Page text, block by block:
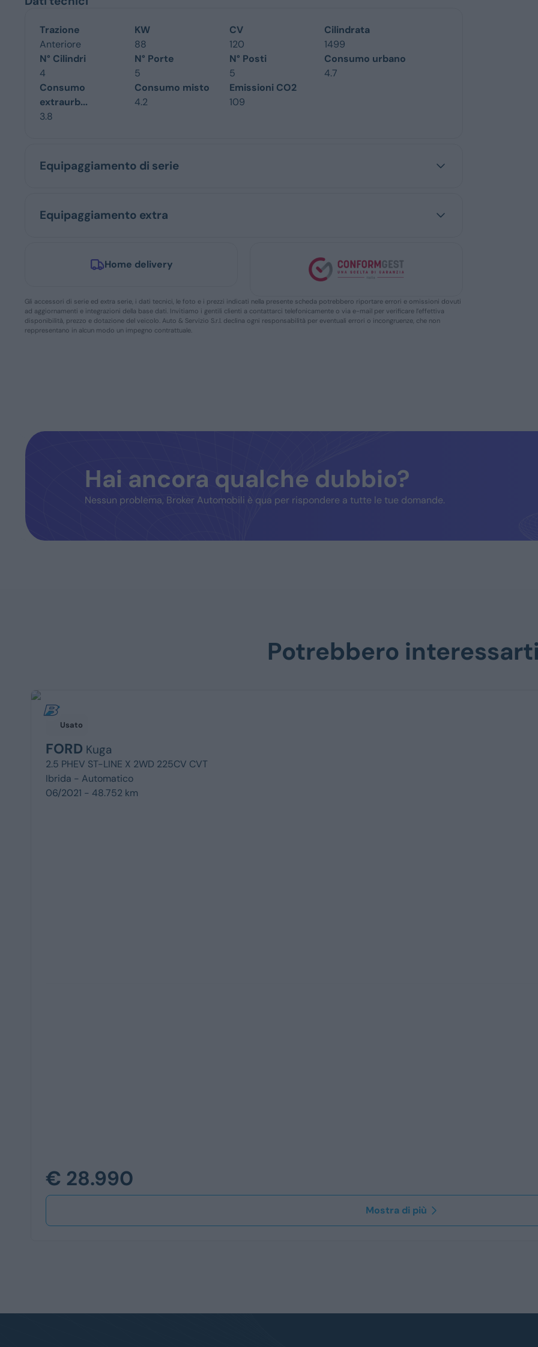
Trazione
Anteriore
KW
88
CV
120
Cilindrata
1499
N° Cilindri
4
N° Porte
5
N° Posti
5
Consumo urbano
4.7
Consumo
extraurb...
3.8
Consumo misto
4.2
Emissioni CO2
109
Equipaggiamento di serie
Equipaggiamento extra
Home delivery
Gli accessori di serie ed extra serie, i dati tecnici, le foto e i prezzi indicati nella presente scheda potrebbero riportare errori e omissioni dovuti
ad aggiornamenti e integrazioni della base dati. Invitiamo i gentili clienti a contattarci telefonicamente o via e-mail per verificare l’effettiva
disponibilità, prezzo e dotazione del veicolo. Auto & Servizio S.r.l. declina ogni responsabilità per eventuali errori o incongruenze, che non
reppresentano in alcun modo un impegno contrattuale.
Hai ancora qualche dubbio?
Nessun problema, Broker Automobili è qua per rispondere a tutte le tue domande.
Potrebbero
Usato
FORD Kuga
2.5 PHEV ST-LINE X 2WD 225CV CVT
Ibrida - Automatico
06/2021 - 48.752 km
€ 28.990
Mostra di più